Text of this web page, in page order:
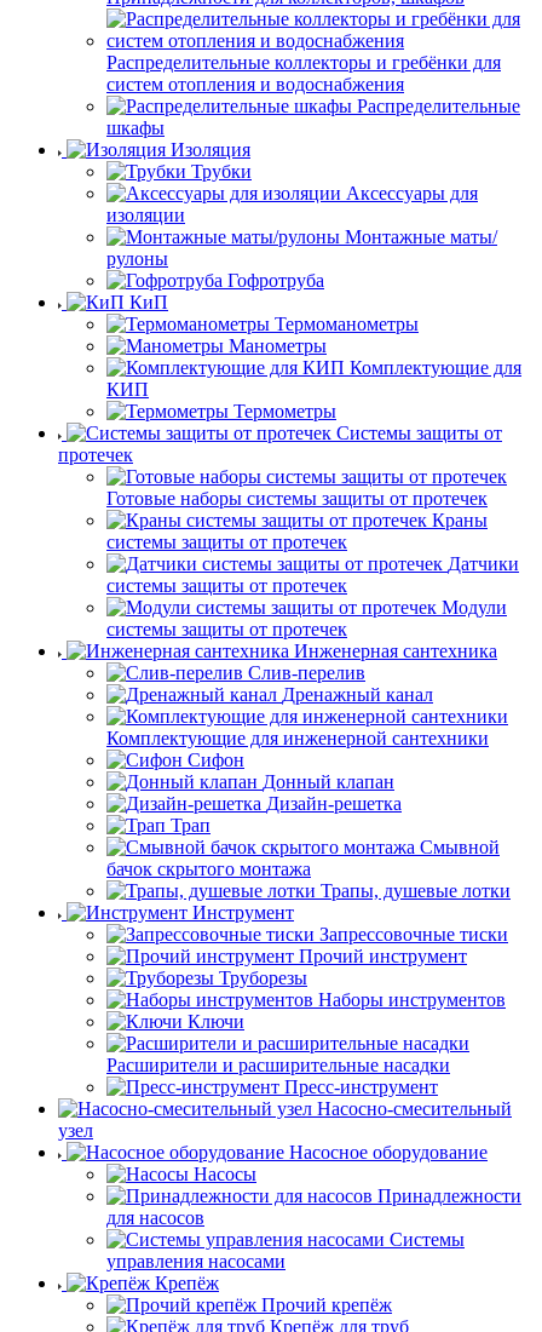
Распределительные коллекторы и гребёнки для
систем отопления и водоснабжения
Распределительные
шкафы
Изоляция
Трубки
Аксессуары для
изоляции
Монтажные маты/
рулоны
Гофротруба
КиП
Термоманометры
Манометры
Комплектующие для
КИП
Термометры
Системы защиты от
протечек
Готовые наборы системы защиты от протечек
Краны
системы защиты от протечек
Датчики
системы защиты от протечек
Модули
системы защиты от протечек
Инженерная сантехника
Слив-перелив
Дренажный канал
Комплектующие для инженерной сантехники
Сифон
Донный клапан
Дизайн-решетка
Трап
Смывной
бачок скрытого монтажа
Трапы, душевые лотки
Инструмент
Запрессовочные тиски
Прочий инструмент
Труборезы
Наборы инструментов
Ключи
Расширители и расширительные насадки
Пресс-инструмент
Насосно-смесительный
узел
Насосное оборудование
Насосы
Принадлежности
для насосов
Системы
управления насосами
Крепёж
Прочий крепёж
Крепёж для труб